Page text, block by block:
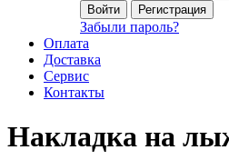
Войти Регистрация
Забыли пароль?
Оплата
Доставка
Сервис
Контакты
Накладка на